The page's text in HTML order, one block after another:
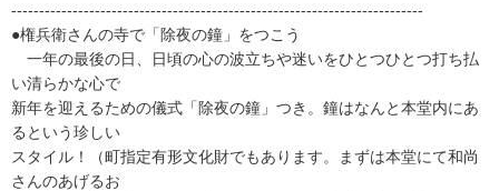
--------------------------------------------------------------------------
●権兵衛さんの寺で「除夜の鐘」をつこう
一年の最後の日、日頃の心の波立ちや迷いをひとつひとつ打ち払
い清らかな心で
新年を迎えるための儀式「除夜の鐘」つき。鐘はなんと本堂内にあ
るという珍しい
スタイル！（町指定有形文化財でもあります。まずは本堂にて和尚
さんのあげるお